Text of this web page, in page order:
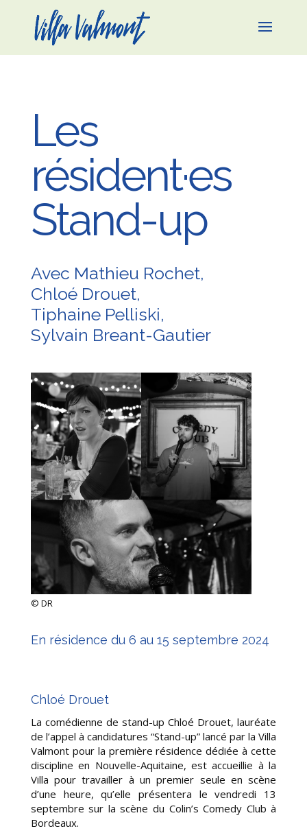
Les
résident·es
Stand-up
Avec Mathieu Rochet,
Chloé Drouet,
Tiphaine Pelliski,
Sylvain Breant-Gautier
© DR
En résidence du 6 au 15 septembre 2024
Chloé Drouet
La comédienne de stand-upChloé Drouet, lauréate
de l’appel à candidatures “Stand-up” lancé par la Villa
Valmont pour la première résidence dédiée à cette
discipline en Nouvelle-Aquitaine, est accueillie à la
Villa pourtravailler à un premier seule en scène
d’une heure, qu’elle présentera le vendredi 13
septembre sur la scène du Colin’s Comedy Club à
Bordeaux.